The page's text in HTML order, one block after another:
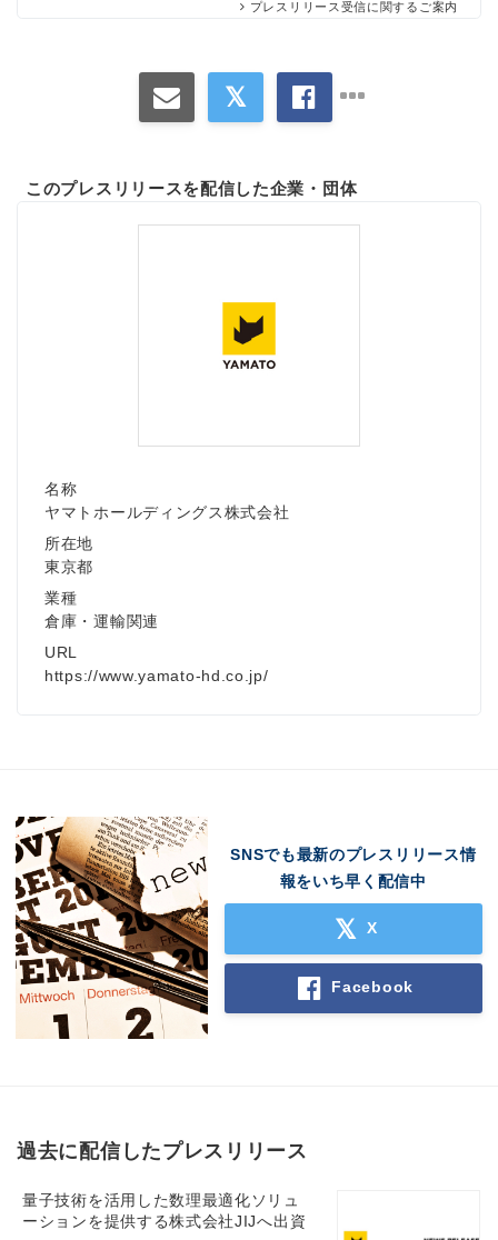
プレスリリース受信に関するご案内
このプレスリリースを配信した企業・団体
名称
ヤマトホールディングス株式会社
所在地
東京都
業種
倉庫・運輸関連
URL
https://www.yamato-hd.co.jp/
SNSでも最新のプレスリリース情
報をいち早く配信中
X
Facebook
過去に配信したプレスリリース
量子技術を活用した数理最適化ソリュ
ーションを提供する株式会社JIJへ出資